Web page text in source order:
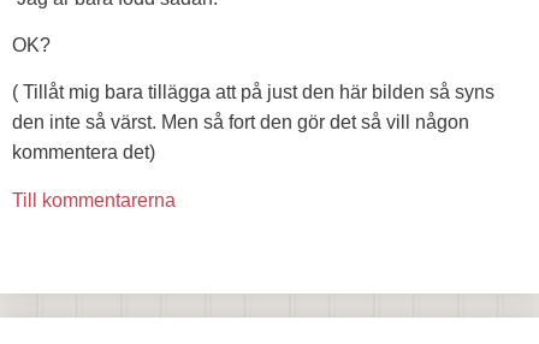
OK?
( Tillåt mig bara tillägga att på just den här bilden så syns
den inte så värst. Men så fort den gör det så vill någon
kommentera det)
Till kommentarerna